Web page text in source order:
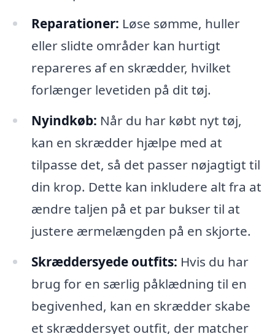
Reparationer: Løse sømme, huller
eller slidte områder kan hurtigt
repareres af en skrædder, hvilket
forlænger levetiden på dit tøj.
Nyindkøb: Når du har købt nyt tøj,
kan en skrædder hjælpe med at
tilpasse det, så det passer nøjagtigt til
din krop. Dette kan inkludere alt fra at
ændre taljen på et par bukser til at
justere ærmelængden på en skjorte.
Skræddersyede outfits: Hvis du har
brug for en særlig påklædning til en
begivenhed, kan en skrædder skabe
et skræddersyet outfit, der matcher